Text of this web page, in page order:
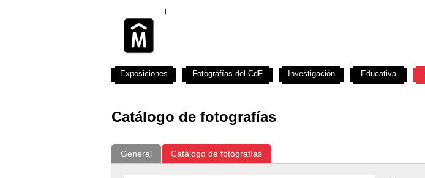
Catálogo de fotografías
General Catálogo de fotografías
Exposiciones Fotografías del CdF Investigación Educativa